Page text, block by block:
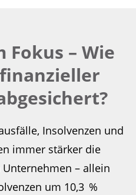
– Wie
Insolvenzen und
immer stärker die
– allein
um 10,3 %